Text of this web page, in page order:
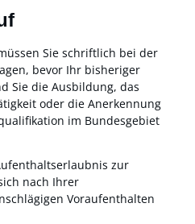
Sie schriftlich bei der
bevor Ihr bisheriger
Sie die Ausbildung, das
oder die Anerkennung
im Bundesgebiet
zur
nach Ihrer
Voraufenthalten